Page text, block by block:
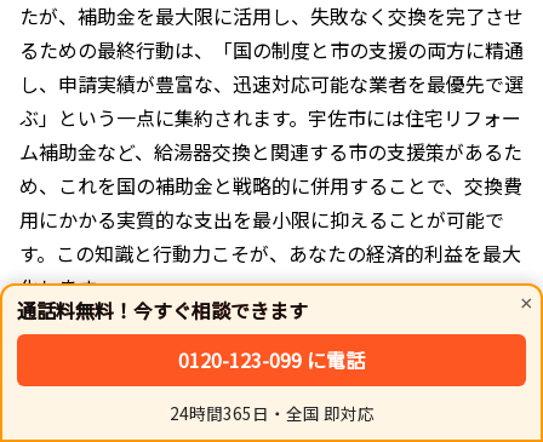
×
通話料無料！今すぐ相談できます
0120-123-099 に電話
24時間365日・全国 即対応
たが、補助金を最大限に活用し、失敗なく交換を完了させ
るための最終行動は、「国の制度と市の支援の両方に精通
し、申請実績が豊富な、迅速対応可能な業者を最優先で選
ぶ」という一点に集約されます。宇佐市には住宅リフォー
ム補助金など、給湯器交換と関連する市の支援策があるた
め、これを国の補助金と戦略的に併用することで、交換費
用にかかる実質的な支出を最小限に抑えることが可能で
す。この知識と行動力こそが、あなたの経済的利益を最大
化します。
高額な請求をする悪質な業者に騙されないためには、本記
事で解説した申請代行手数料の適正相場を強く意識してく
ださい。また、見積もり書には、交換にかかるすべての費
シェア トップ